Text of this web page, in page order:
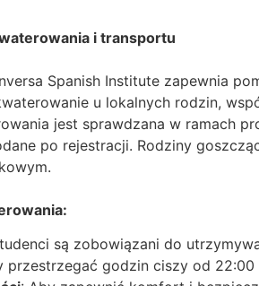
i transportu
Spanish Institute zapewnia
u lokalnych rodzin,
jest sprawdzana w ramach
po rejestracji. Rodziny
są zobowiązani do
przestrzegać godzin ciszy od